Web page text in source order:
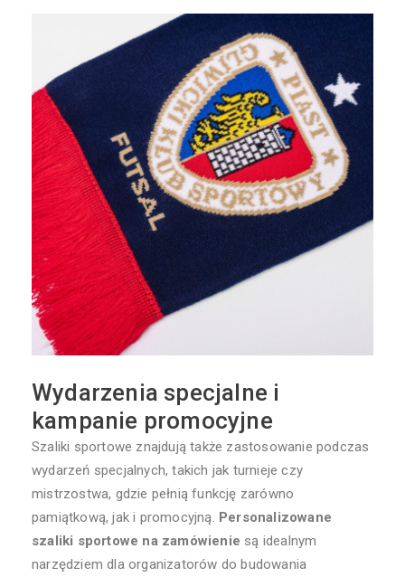
Wydarzenia specjalne i
kampanie promocyjne
Szaliki sportowe znajdują także zastosowanie podczas
wydarzeń specjalnych, takich jak turnieje czy
mistrzostwa, gdzie pełnią funkcję zarówno
pamiątkową, jak i promocyjną. Personalizowane
szaliki sportowe na zamówienie są idealnym
narzędziem dla organizatorów do budowania